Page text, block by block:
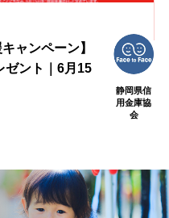
ャンペーン】
ゼント｜6月15
静岡県信
用金庫協
会